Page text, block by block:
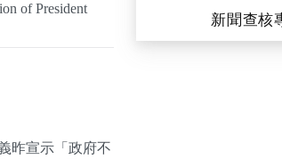
of President
昨宣示「政府不
新聞查核